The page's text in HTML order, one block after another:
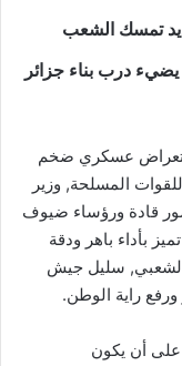
تمسك الشعب
يضيء درب بناء جزائر
عسكري ضخم
المسلحة, وزير
قادة ورؤساء ضيوف
بأداء باهر ودقة
الشعبي, سليل جيش
راية الوطن.
أن يكون